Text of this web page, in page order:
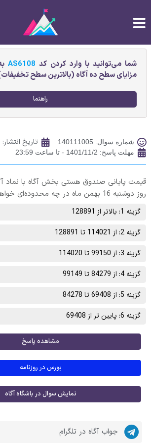
شما می‌توانید با وارد کردن کد AS6108
مزایای سطح ده آگاه (بالاترین سطح
راهنما
شماره سوال: 140111005 تاریخ انتشار:
مهلت پاسخ: 1401/11/2 - تا ساعت 23:59
قیمت پایانی صندوق هستی بخش آگاه با نماد
روز دوشنبه 16 بهمن ماه در چه محدوده‌ای خواهد بود؟
گزینه 1: بالاتر از 128891
گزینه 2: از 114021 تا 128891
گزینه 3: از 99150 تا 114020
گزینه 4: از 84279 تا 99149
گزینه 5: از 69408 تا 84278
گزینه 6: پایین تر از 69408
مشاهده پاسخ
بورس در روزنامه
نمایش سوال در باشگاه آگاه
جواب آگاه در تلگرام